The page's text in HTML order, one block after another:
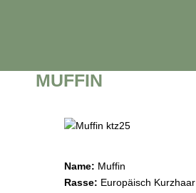
MUFFIN
Name: Muffin
Rasse: Europäisch Kurzhaar